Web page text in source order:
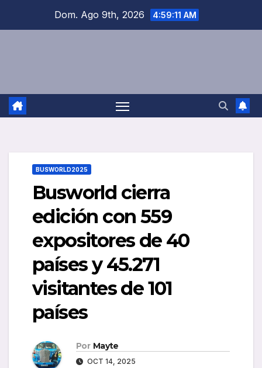
Dom. Ago 9th, 2026 4:59:12 AM
BUSWORLD2025
Busworld cierra
edición con 559
expositores de 40
países y 45.271
visitantes de 101
países
Por Mayte
OCT 14, 2025